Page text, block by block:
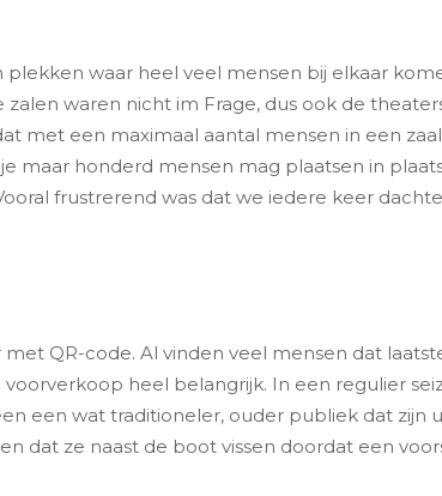
waar heel veel mensen bij elkaar
waren nicht im Frage, dus ook de
met een maximaal aantal mensen in een
maar honderd mensen mag plaatsen in
frustrerend was dat we iedere keer
QR-code. Al vinden veel mensen dat
heel belangrijk. In een regulier
een wat traditioneler, ouder publiek dat zijn
dat ze naast de boot vissen doordat een